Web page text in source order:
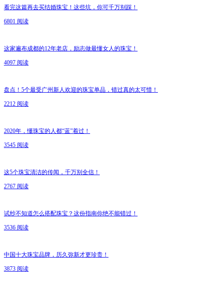
看完这篇再去买结婚珠宝！这些坑，你可千万别踩！
6801 阅读
这家遍布成都的12年老店，励志做最懂女人的珠宝！
4097 阅读
盘点！5个最受广州新人欢迎的珠宝单品，错过真的太可惜！
2212 阅读
2020年，懂珠宝的人都“蓝”着过！
3545 阅读
这5个珠宝清洁的传闻，千万别全信！
2767 阅读
试纱不知道怎么搭配珠宝？这份指南你绝不能错过！
3536 阅读
中国十大珠宝品牌，历久弥新才更珍贵！
3873 阅读